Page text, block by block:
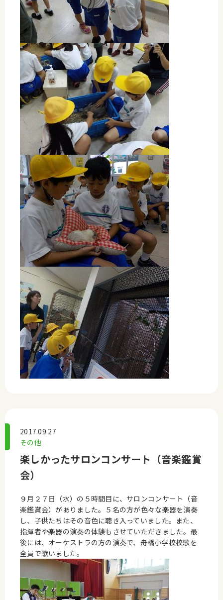
2017.09.27
その他
楽しかったサロンコンサート（音楽鑑賞
会）
９月２７日（水）の５時間目に、サロンコンサート（音
楽鑑賞会）がありました。５名の方が色々な楽器を演奏
し、子供たちはその音色に聴き入っていました。また、
指揮者や楽器の演奏の体験もさせていただきました。最
後には、オーケストラの方の演奏で、舟橋小学校校歌を
全員で歌いました。